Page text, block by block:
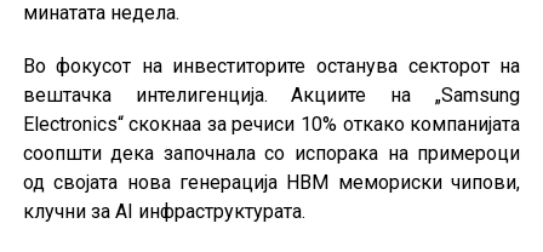
минатата недела.
Во фокусот на инвеститорите останува секторот на
вештачка интелигенција. Акциите на „Samsung
Electronics“ скокнаа за речиси 10% откако компанијата
соопшти дека започнала со испорака на примероци
од својата нова генерација HBM мемориски чипови,
клучни за AI инфраструктурата.